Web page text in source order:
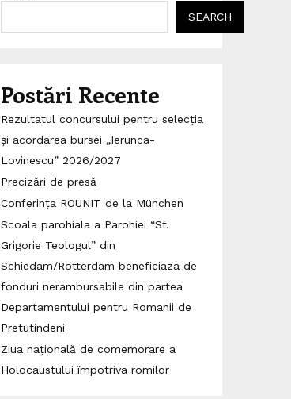
SEARCH
Postări Recente
Rezultatul concursului pentru selecția
și acordarea bursei „Ierunca-
Lovinescu” 2026/2027
Precizări de presă
Conferința ROUNIT de la München
Scoala parohiala a Parohiei “Sf.
Grigorie Teologul” din
Schiedam/Rotterdam beneficiaza de
fonduri nerambursabile din partea
Departamentului pentru Romanii de
Pretutindeni
Ziua națională de comemorare a
Holocaustului împotriva romilor